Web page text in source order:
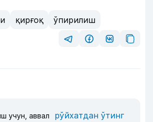
қирғоқ
ўпирилиш
учун, аввал рўйхатдан ўтинг